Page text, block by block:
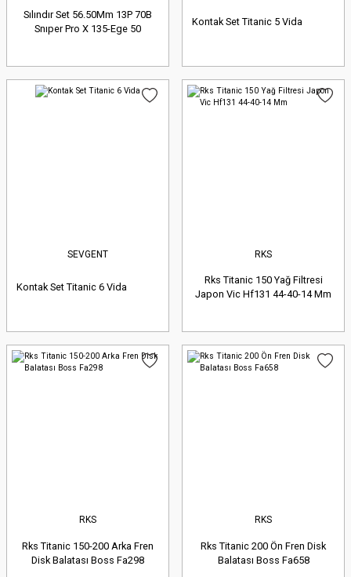
Sılındır Set 56.50Mm 13P 70B
Snıper Pro X 135-Ege 50
Kontak Set Titanic 5 Vida
SEVGENT
Kontak Set Titanic 6 Vida
RKS
Rks Titanic 150 Yağ Filtresi
Japon Vic Hf131 44-40-14 Mm
RKS
Rks Titanic 150-200 Arka Fren
Disk Balatası Boss Fa298
RKS
Rks Titanic 200 Ön Fren Disk
Balatası Boss Fa658